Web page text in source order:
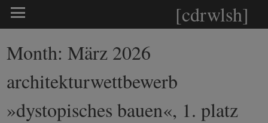
[cdrwlsh]
Month:März 2026
architekturwettbewerb
»dystopisches bauen«, 1. platz